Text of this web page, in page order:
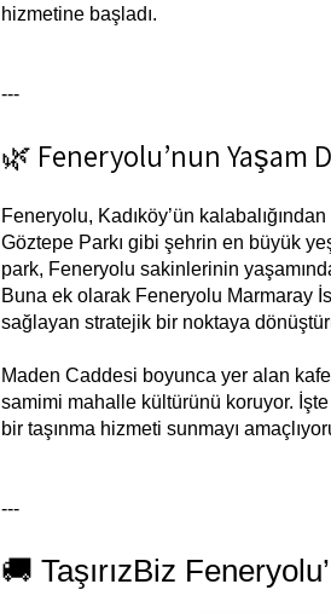
hizmetine başladı.
---
🌿 Feneryolu’nun Yaşam
Feneryolu, Kadıköy’ün
Göztepe Parkı gibi şehrin en büyük
park, Feneryolu sakinlerinin
Buna ek olarak Feneryolu Marmaray
sağlayan stratejik bir noktaya
Maden Caddesi boyunca yer alan
samimi mahalle kültürünü koruyor.
bir taşınma hizmeti sunmayı
---
🚚 TaşırızBiz